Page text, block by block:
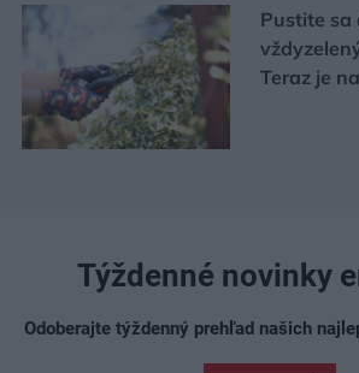
Pustite sa
Teraz je
Týždenné novinky
Odoberajte týždenný prehľad našich